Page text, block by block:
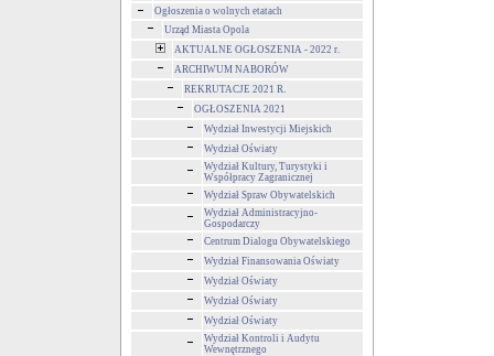
Ogłoszenia o wolnych etatach
Urząd Miasta Opola
AKTUALNE OGŁOSZENIA - 2022 r.
ARCHIWUM NABORÓW
REKRUTACJE 2021 R.
OGŁOSZENIA 2021
Wydział Inwestycji Miejskich
Wydział Oświaty
Wydział Kultury, Turystyki i
Współpracy Zagranicznej
Wydział Spraw Obywatelskich
Wydział Administracyjno-
Gospodarczy
Centrum Dialogu Obywatelskiego
Wydział Finansowania Oświaty
Wydział Oświaty
Wydział Oświaty
Wydział Oświaty
Wydział Kontroli i Audytu
Wewnętrznego